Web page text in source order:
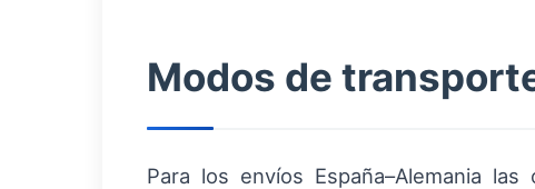
Modos de
Para los envíos España–Alemania